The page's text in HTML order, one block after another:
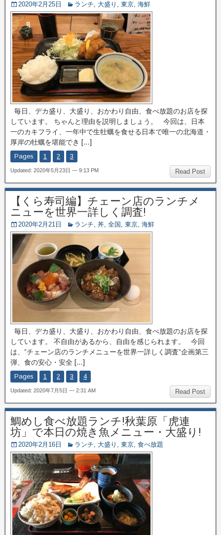
2020年2月25日 ランチ, 大盛り , 東京, 海鮮
毎日、デカ盛り、大盛り、おかわり自由、食べ放題のお店を探
しています。 ちゃんと理由を説明しましょう。 今回は、日本
一のカキフライ、一年中で生牡蠣を食せる日本で唯一の北海道・
厚岸の牡蠣を堪能でき […]
Pages 1 2 3
Read Post
Updated: 2020年5月23日 — 9:13 PM
【くら寿司編】チェーン店のランチメ
ニューを世界一詳しく調査!
2020年2月21日 ランチ, 丼, 全国 , 東京, 海鮮
毎日、デカ盛り、大盛り、おかわり自由、食べ放題のお店を探
しています。 不自由があるから、自由を感じられます。 今回
は、”チェーン店のランチメニューを世界一詳しく調査”企画第三
弾、食の安心・安全 […]
Pages 1 2 3 4
Read Post
Updated: 2020年7月5日 — 2:31 AM
鯛めし食べ放題ランチ!秋葉原「虎連
坊」で本日の焼き魚メニュー・大盛り!
2020年2月16日 ランチ, 大盛り , 東京, 食べ放題